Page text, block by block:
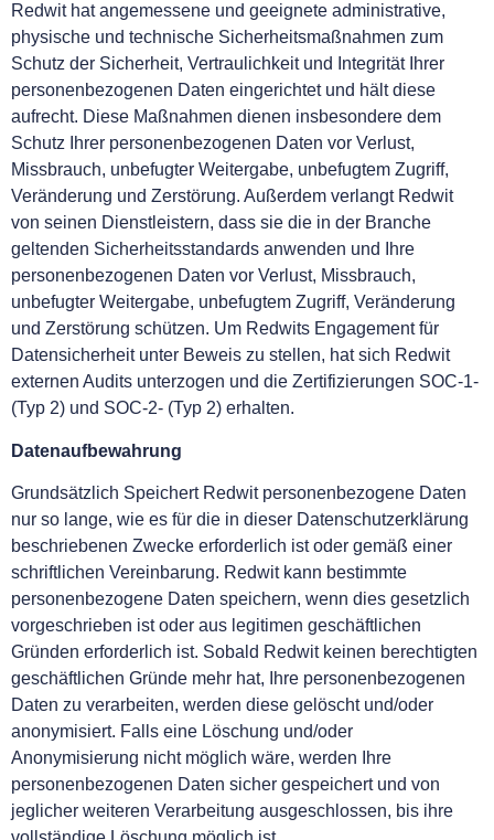
Redwit hat angemessene und geeignete administrative,
physische und technische Sicherheitsmaßnahmen zum
Schutz der Sicherheit, Vertraulichkeit und Integrität Ihrer
personenbezogenen Daten eingerichtet und hält diese
aufrecht. Diese Maßnahmen dienen insbesondere dem
Schutz Ihrer personenbezogenen Daten vor Verlust,
Missbrauch, unbefugter Weitergabe, unbefugtem Zugriff,
Veränderung und Zerstörung. Außerdem verlangt Redwit
von seinen Dienstleistern, dass sie die in der Branche
geltenden Sicherheitsstandards anwenden und Ihre
personenbezogenen Daten vor Verlust, Missbrauch,
unbefugter Weitergabe, unbefugtem Zugriff, Veränderung
und Zerstörung schützen. Um Redwits Engagement für
Datensicherheit unter Beweis zu stellen, hat sich Redwit
externen Audits unterzogen und die Zertifizierungen SOC-1-
(Typ 2) und SOC-2- (Typ 2) erhalten.
Datenaufbewahrung
Grundsätzlich Speichert Redwit personenbezogene Daten
nur so lange, wie es für die in dieser Datenschutzerklärung
beschriebenen Zwecke erforderlich ist oder gemäß einer
schriftlichen Vereinbarung. Redwit kann bestimmte
personenbezogene Daten speichern, wenn dies gesetzlich
vorgeschrieben ist oder aus legitimen geschäftlichen
Gründen erforderlich ist. Sobald Redwit keinen berechtigten
geschäftlichen Gründe mehr hat, Ihre personenbezogenen
Daten zu verarbeiten, werden diese gelöscht und/oder
anonymisiert. Falls eine Löschung und/oder
Anonymisierung nicht möglich wäre, werden Ihre
personenbezogenen Daten sicher gespeichert und von
jeglicher weiteren Verarbeitung ausgeschlossen, bis ihre